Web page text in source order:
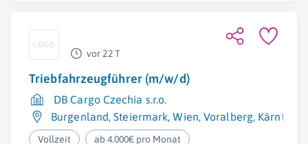
vor 22 T
Triebfahrzeugführer (m/w/d)
DB Cargo Czechia s.r.o.
Burgenland,Steiermark,Wien,Voralberg, Kärnten
Vollzeit ab 4.000€ pro Monat